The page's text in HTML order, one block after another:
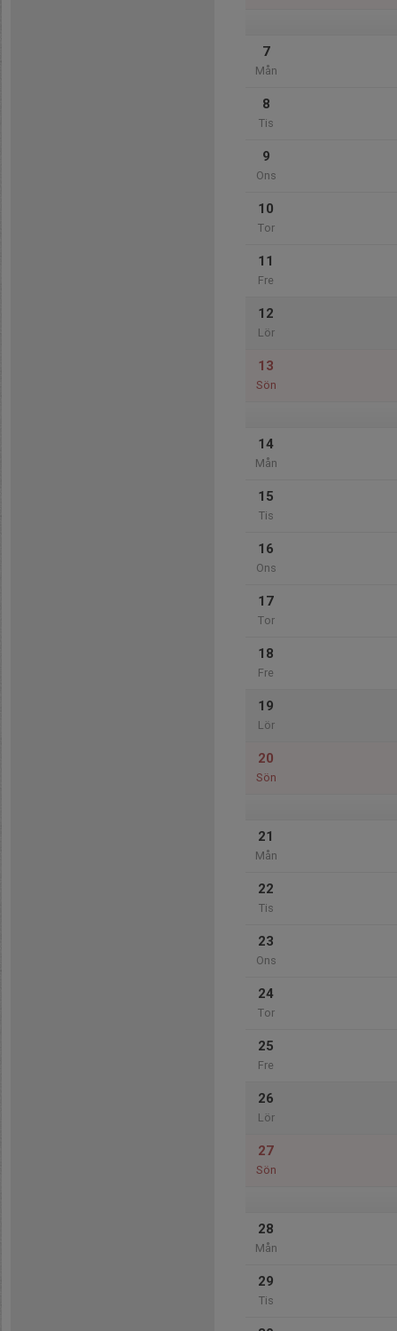
7
Mån
8
Tis
9
Ons
10
Tor
11
Fre
12
Lör
13
Sön
14
Mån
15
Tis
16
Ons
17
Tor
18
Fre
19
Lör
20
Sön
21
Mån
22
Tis
23
Ons
24
Tor
25
Fre
26
Lör
27
Sön
28
Mån
29
Tis